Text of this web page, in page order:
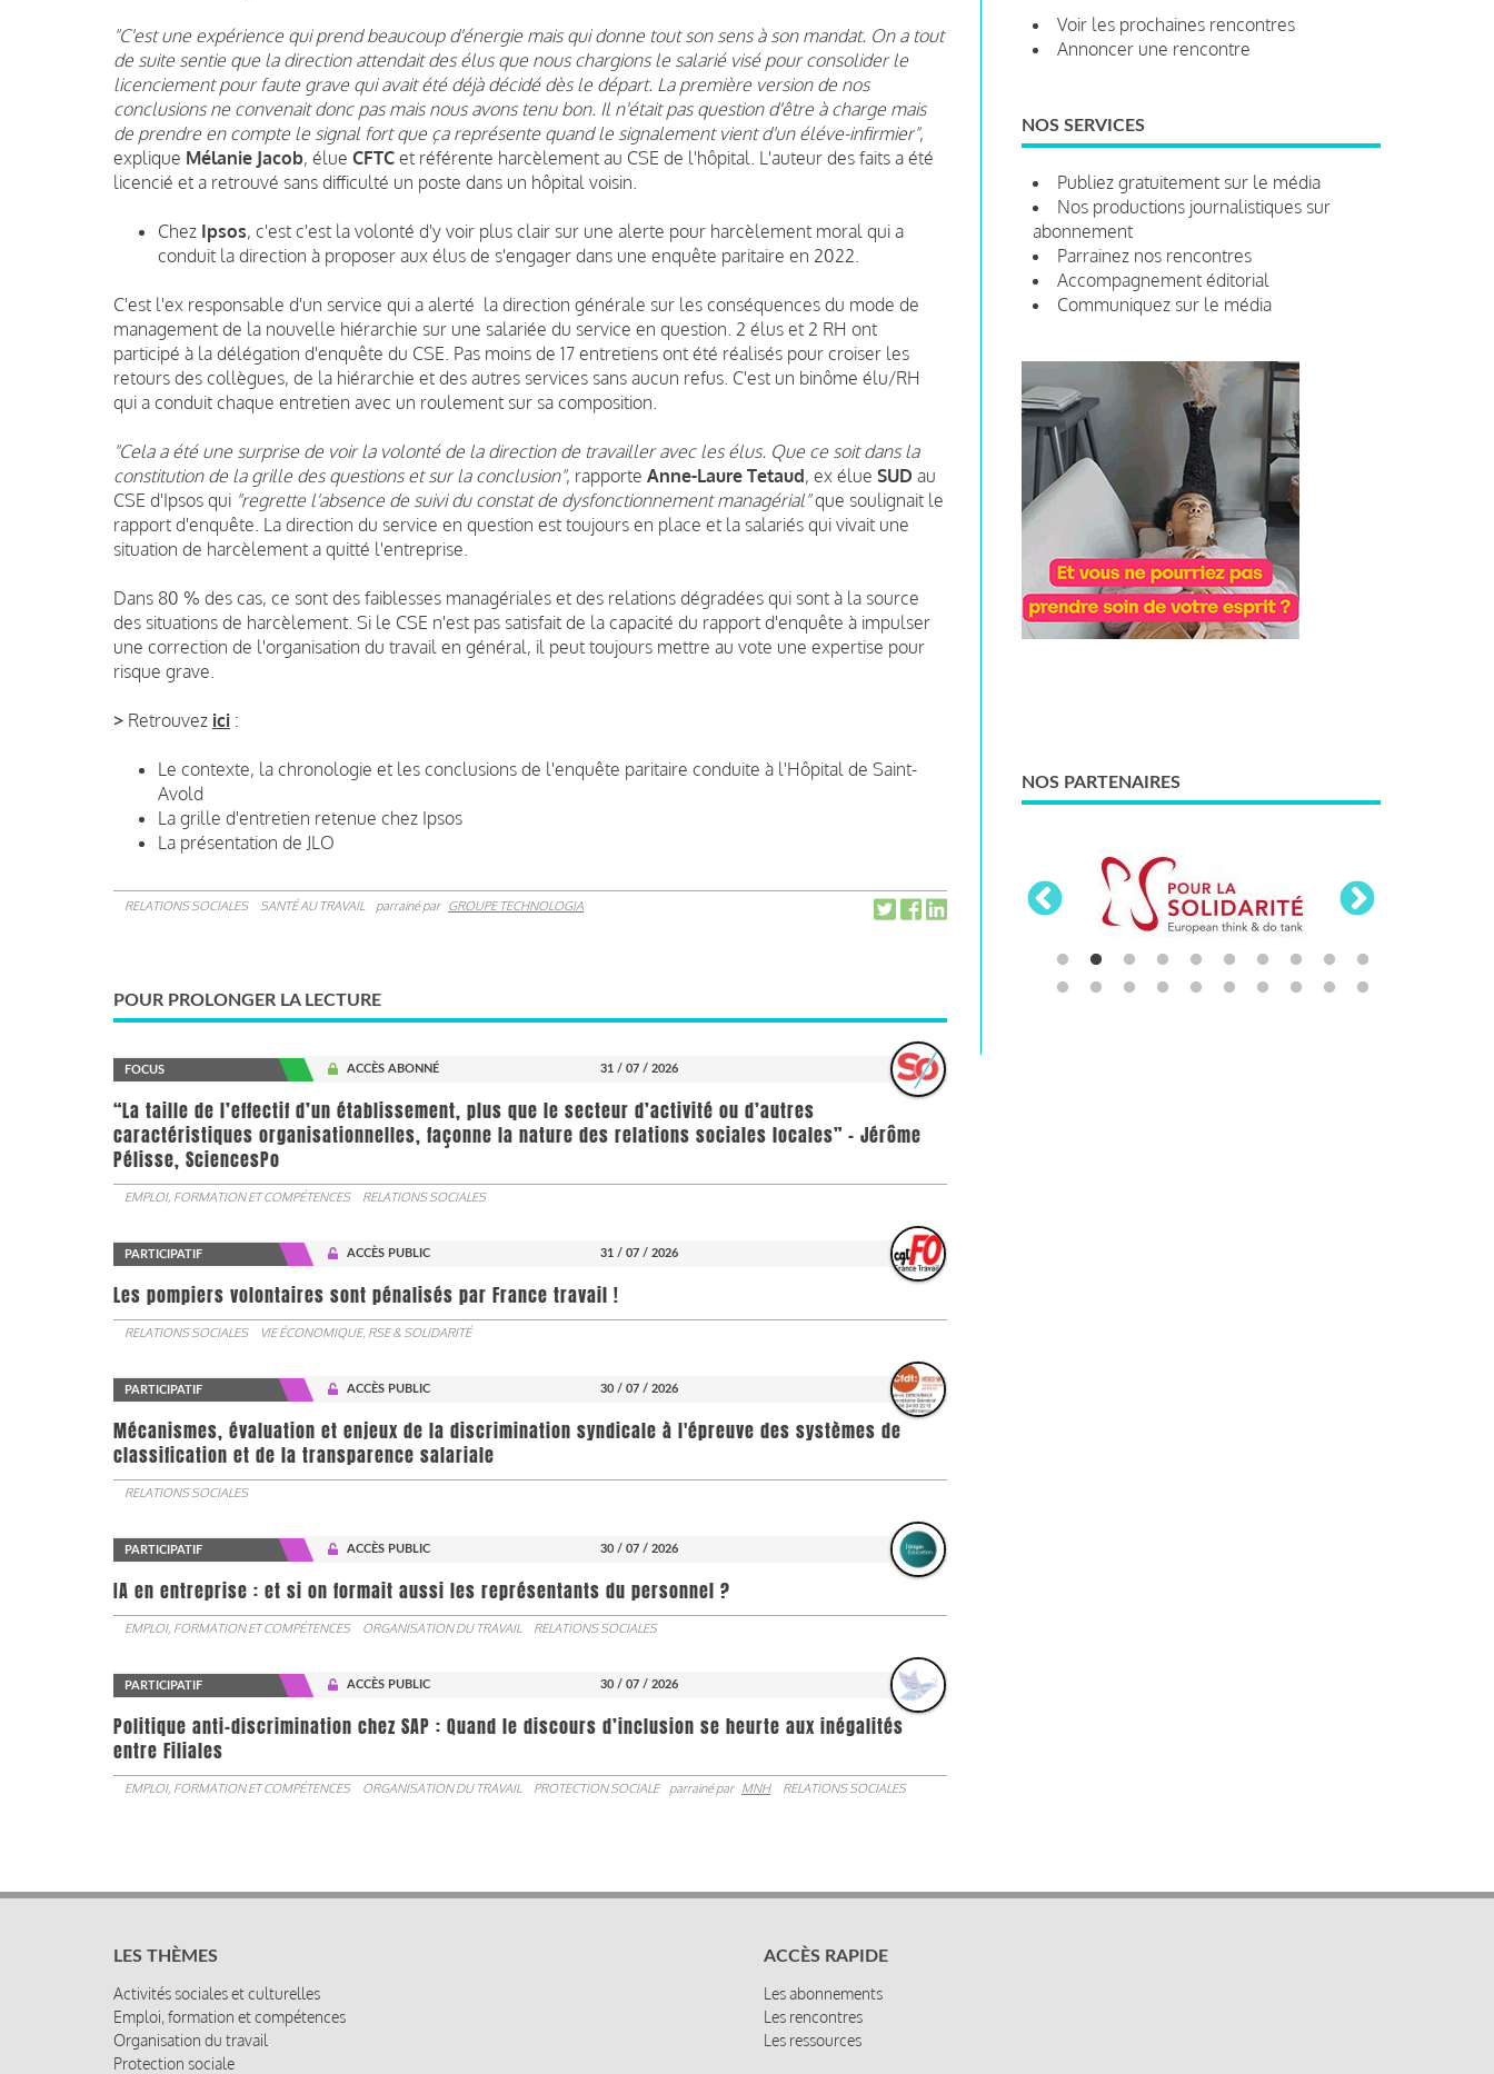
"C'est une expérience qui prend beaucoup d'énergie mais qui donne tout son sens à son mandat. On a tout
de suite sentie que la direction attendait des élus que nous chargions le salarié visé pour consolider le
licenciement pour faute grave qui avait été déjà décidé dès le départ. La première version de nos
conclusions ne convenait donc pas mais nous avons tenu bon. Il n'était pas question d'être à charge mais
de prendre en compte le signal fort que ça représente quand le signalement vient d'un éléve-infirmier",
explique Mélanie Jacob, élue CFTC et référente harcèlement au CSE de l'hôpital. L'auteur des faits a été
licencié et a retrouvé sans difficulté un poste dans un hôpital voisin.
Chez Ipsos, c'est c'est la volonté d'y voir plus clair sur une alerte pour harcèlement moral qui a
conduit la direction à proposer aux élus de s'engager dans une enquête paritaire en 2022.
C'est l'ex responsable d'un service qui a alerté la direction générale sur les conséquences du mode de
management de la nouvelle hiérarchie sur une salariée du service en question. 2 élus et 2 RH ont
participé à la délégation d'enquête du CSE. Pas moins de 17 entretiens ont été réalisés pour croiser les
retours des collègues, de la hiérarchie et des autres services sans aucun refus. C'est un binôme élu/RH
qui a conduit chaque entretien avec un roulement sur sa composition.
"Cela a été une surprise de voir la volonté de la direction de travailler avec les élus. Que ce soit dans la
constitution de la grille des questions et sur la conclusion", rapporte Anne-Laure Tetaud, ex élue SUD au
CSE d'Ipsos qui "regrette l'absence de suivi du constat de dysfonctionnement managérial"que soulignait le
rapport d'enquête. La direction du service en question est toujours en place et la salariés qui vivait une
situation de harcèlement a quitté l'entreprise.
Dans 80 % des cas, ce sont des faiblesses managériales et des relations dégradées qui sont à la source
des situations de harcèlement. Si le CSE n'est pas satisfait de la capacité du rapport d'enquête à impulser
une correction de l'organisation du travail en général, il peut toujours mettre au vote une expertise pour
risque grave.
> Retrouvez ici :
Le contexte, la chronologie et les conclusions de l'enquête paritaire conduite à l'Hôpital de Saint-
Avold
La grille d'entretien retenue chez Ipsos
La présentation de JLO
RELATIONS SOCIALES SANTÉ AU TRAVAIL parrainé par GROUPE TECHNOLOGIA
POUR PROLONGER LA LECTURE
FOCUS ACCÈS ABONNÉ 31 / 07 / 2026
“La taille de l’effectif d’un établissement, plus que le secteur d’activité ou d’autres
caractéristiques organisationnelles, façonne la nature des relations sociales locales” - Jérôme
Pélisse, SciencesPo
EMPLOI, FORMATION ET COMPÉTENCES RELATIONS SOCIALES
PARTICIPATIF ACCÈS PUBLIC 31 / 07 / 2026
Les pompiers volontaires sont pénalisés par France travail !
RELATIONS SOCIALES VIE ÉCONOMIQUE, RSE & SOLIDARITÉ
PARTICIPATIF ACCÈS PUBLIC 30 / 07 / 2026
Mécanismes, évaluation et enjeux de la discrimination syndicale à l'épreuve des systèmes de
classification et de la transparence salariale
RELATIONS SOCIALES
PARTICIPATIF ACCÈS PUBLIC 30 / 07 / 2026
IA en entreprise : et si on formait aussi les représentants du personnel ?
EMPLOI, FORMATION ET COMPÉTENCES ORGANISATION DU TRAVAIL RELATIONS SOCIALES
PARTICIPATIF ACCÈS PUBLIC 30 / 07 / 2026
Politique anti-discrimination chez SAP : Quand le discours d’inclusion se heurte aux inégalités
entre Filiales
EMPLOI, FORMATION ET COMPÉTENCES ORGANISATION DU TRAVAIL PROTECTION SOCIALE parrainé par MNH RELATIONS SOCIALES
Voir les prochaines rencontres
Annoncer une rencontre
NOS SERVICES
Publiez gratuitement sur le média
Nos productions journalistiques sur
abonnement
Parrainez nos rencontres
Accompagnement éditorial
Communiquez sur le média
NOS PARTENAIRES
LES THÈMES
Activités sociales et culturelles
Emploi, formation et compétences
Organisation du travail
Protection sociale
ACCÈS RAPIDE
Les abonnements
Les rencontres
Les ressources